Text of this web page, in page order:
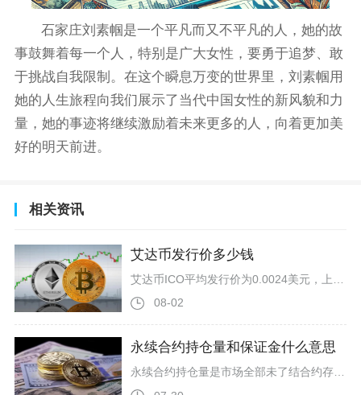
石家庄刘素帼是一个平凡而又不平凡的人，她的故
事鼓舞着每一个人，特别是广大女性，要勇于追梦、敢
于挑战自我限制。在这个瞬息万变的世界里，刘素帼用
她的人生旅程向我们展示了当代中国女性的新风貌和力
量，她的事迹将继续激励着未来更多的人，向着更加美
好的明天前进。
相关资讯
艾达币发行价多少钱
08-02
永续合约持仓量和保证金什么意思
永续合约持仓量是市场全部未了结合约存量，用来判断市场资金杠杆规模与多空情绪强弱，保证金是开仓持仓的抵押担保资金，分为初始与维持两类，直接决定杠杆上限与爆仓点位，二者结合能完整判断合约市场风险等级与资金动向，是币圈合约交易最基础也最核心的两项底层指标。持仓量业内统一简称OI，特指某个交易对在固定时间节点里，所有交易者已经开仓、尚未平仓了结的全部永续合约总数量，属于存量数据，和一段时间内成交总量的成交量有着本质区别，成交量代表资金换手活跃度，持仓量代表市场沉淀下来的杠杆筹码总量，